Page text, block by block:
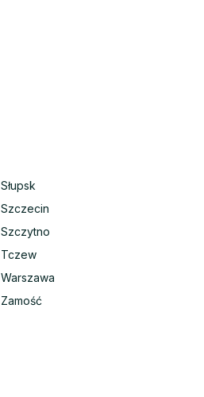
Słupsk
Szczecin
Szczytno
Tczew
Warszawa
Zamość